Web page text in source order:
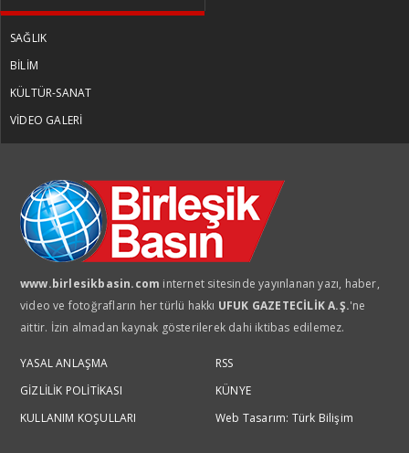
SAĞLIK
BİLİM
KÜLTÜR-SANAT
VİDEO GALERİ
www.birlesikbasin.com internet sitesinde yayınlanan yazı, haber,
video ve fotoğrafların her türlü hakkı UFUK GAZETECİLİK A.Ş.'ne
aittir. İzin almadan kaynak gösterilerek dahi iktibas edilemez.
YASAL ANLAŞMA
GİZLİLİK POLİTİKASI
KULLANIM KOŞULLARI
RSS
KÜNYE
Web Tasarım: Türk Bilişim